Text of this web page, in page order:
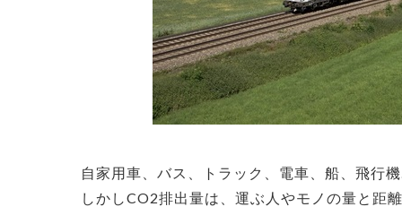
自家用車、バス、トラック、電車、船、飛行
しかしCO2排出量は、運ぶ人やモノの量と距